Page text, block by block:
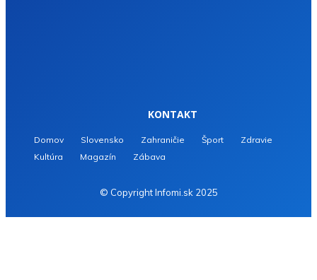
KONTAKT
Domov Slovensko Zahraničie Šport
Zdravie
Kultúra
Magazín Zábava
© Copyright Infomi.sk 2025